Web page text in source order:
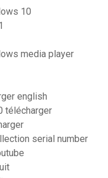
10
media player
english
télécharger
serial number